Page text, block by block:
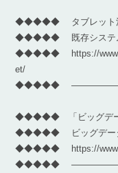
◆◆◆◆◆ タブレット活
◆◆◆◆◆ 既存システム
◆◆◆◆◆ https://
et/
◆◆◆◆◆
◆◆◆◆◆ 「ビッグデー
◆◆◆◆◆ ビッグデータ
◆◆◆◆◆ https://
◆◆◆◆◆